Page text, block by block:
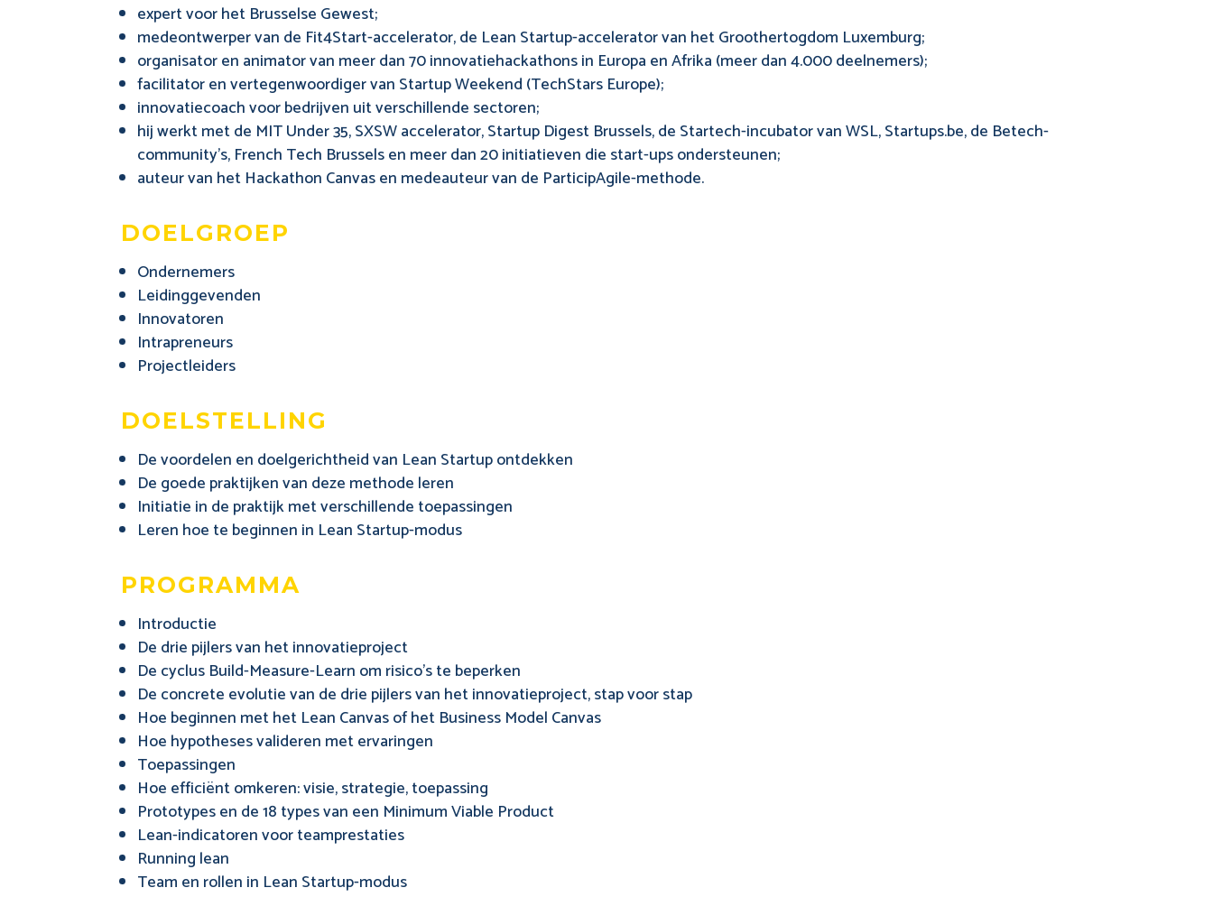
expert voor het Brusselse Gewest;
medeontwerper van de Fit4Start-accelerator, de Lean Startup-accelerator van het Groothertogdom Luxemburg;
organisator en animator van meer dan 70 innovatiehackathons in Europa en Afrika (meer dan 4.000 deelnemers);
facilitator en vertegenwoordiger van Startup Weekend (TechStars Europe);
innovatiecoach voor bedrijven uit verschillende sectoren;
hij werkt met de MIT Under 35, SXSW accelerator, Startup Digest Brussels, de Startech-incubator van WSL, Startups.be, de Betech-
community’s, French Tech Brussels en meer dan 20 initiatieven die start-ups ondersteunen;
auteur van het Hackathon Canvas en medeauteur van de ParticipAgile-methode.
doelgroep
Ondernemers
Leidinggevenden
Innovatoren
Intrapreneurs
Projectleiders
doelstelling
De voordelen en doelgerichtheid van Lean Startup ontdekken
De goede praktijken van deze methode leren
Initiatie in de praktijk met verschillende toepassingen
Leren hoe te beginnen in Lean Startup-modus
programma
Introductie
De drie pijlers van het innovatieproject
De cyclus Build-Measure-Learn om risico’s te beperken
De concrete evolutie van de drie pijlers van het innovatieproject, stap voor stap
Hoe beginnen met het Lean Canvas of het Business Model Canvas
Hoe hypotheses valideren met ervaringen
Toepassingen
Hoe efficiënt omkeren: visie, strategie, toepassing
Prototypes en de 18 types van een Minimum Viable Product
Lean-indicatoren voor teamprestaties
Running lean
Team en rollen in Lean Startup-modus